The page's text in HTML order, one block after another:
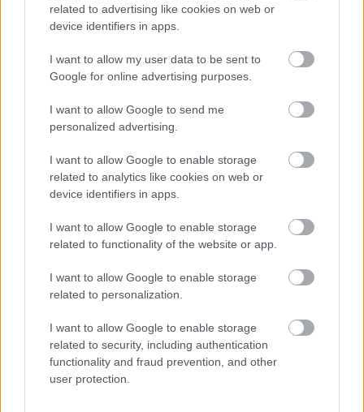
related to advertising like cookies on web or
device identifiers in apps.
I want to allow my user data to be sent to
Google for online advertising purposes.
I want to allow Google to send me
personalized advertising.
I want to allow Google to enable storage
related to analytics like cookies on web or
device identifiers in apps.
I want to allow Google to enable storage
related to functionality of the website or app.
I want to allow Google to enable storage
related to personalization.
I want to allow Google to enable storage
related to security, including authentication
functionality and fraud prevention, and other
user protection.